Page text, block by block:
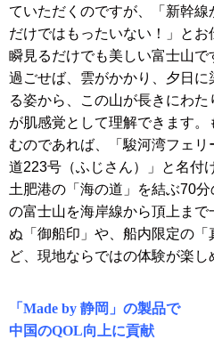
ていただくのですが、「新幹
だけではもったいない！」と
瞬見るだけでも美しい富士山
過ごせば、雲がかかり、夕日に
る姿から、この山が長きにわ
が肌感覚として理解できます
むのであれば、「駿河湾フェ
道223号（ふじさん）」と名付
土肥港の「海の道」を結ぶ70
の富士山を海岸線から頂上ま
ぬ「御船印」や、船内限定の
ど、現地ならではの体験が楽し
「Made by 静岡」の製品で
中国のQOL向上に貢献